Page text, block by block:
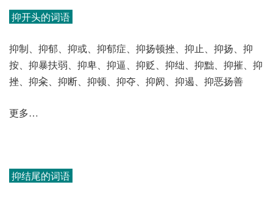
抑开头的词语
抑制、抑郁、抑或、抑郁症、抑扬顿挫、抑止、抑扬、抑
按、抑暴扶弱、抑卑、抑逼、抑贬、抑绌、抑黜、抑摧、抑
挫、抑籴、抑断、抑顿、抑夺、抑阏、抑遏、抑恶扬善
更多…
抑结尾的词语